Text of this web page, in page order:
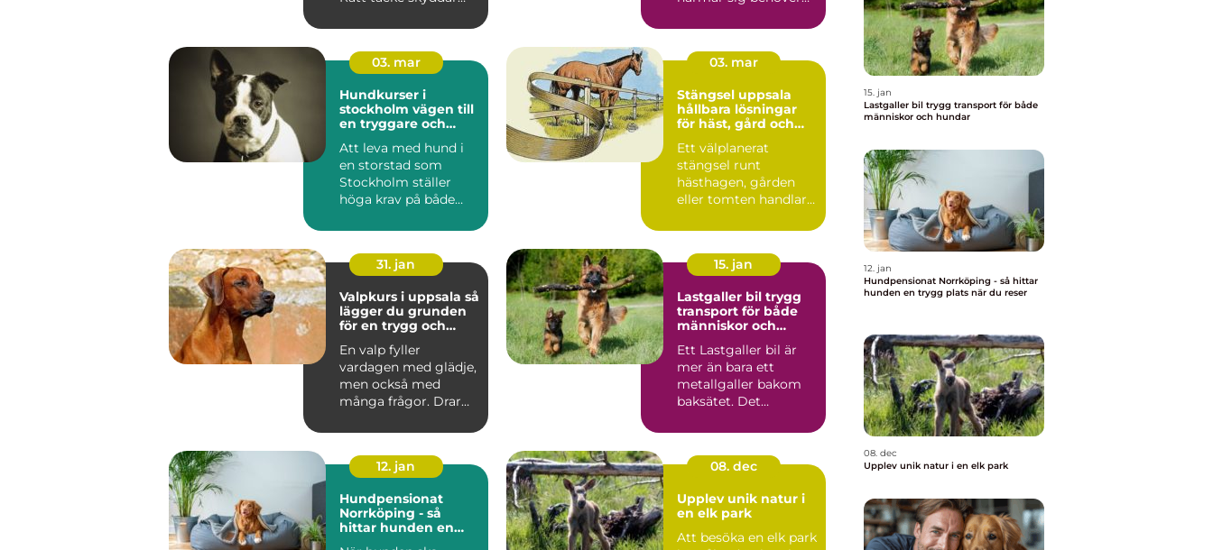
oc...
03. mar
Hundkurser i
stockholm vägen till
en tryggare och
Att leva med hund i
en storstad som
Stockholm ställer
höga krav på både
Tunnelban...
03. mar
Stängsel uppsala
hållbara lösningar
för häst, gård och
Ett välplanerat
stängsel runt
hästhagen, gården
eller tomten handlar
markera en g...
31. jan
Valpkurs i uppsala så
lägger du grunden
för en trygg och
En valp fyller
vardagen med glädje,
men också med
många frågor. Drar
den bara...
15. jan
Lastgaller bil trygg
transport för både
människor och
Ett Lastgaller bil är
mer än bara ett
metallgaller bakom
baksätet. Det
säkerhe...
12. jan
Hundpensionat
Norrköping - så
hittar hunden en
08. dec
Upplev unik natur i
en elk park
Att besöka en elk park
15. jan
Lastgaller bil trygg transport för både
människor och hundar
12. jan
Hundpensionat Norrköping - så hittar
hunden en trygg plats när du reser
08. dec
Upplev unik natur i en elk park